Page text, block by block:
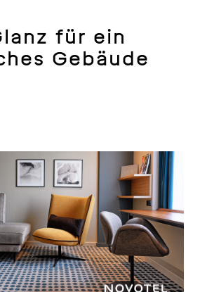
für ein
Gebäude